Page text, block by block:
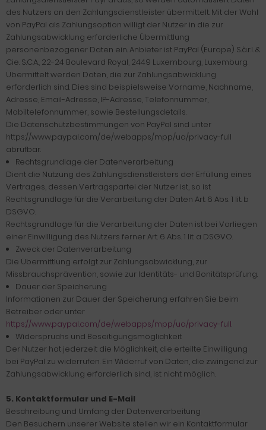
des Nutzers an den Zahlungsdienstleister übermittelt. Mit der Wahl
von PayPal als Zahlungsoption willigt der Nutzer in die zur
Zahlungsabwicklung erforderliche Übermittlung
personenbezogener Daten ein. Anbieter ist PayPal (Europe) S.à.r.l. &
Cie. S.C.A., 22-24 Boulevard Royal, 2449 Luxembourg, Luxemburg.
Übermittelt werden Daten, die zur Zahlungsabwicklung
erforderlich sind. Dies sind beispielsweise Vorname, Nachname,
Adresse, Email-Adresse, IP-Adresse, Telefonnummer,
Mobiltelefonnummer, sowie Bestellungsdetails.
Die Datenschutzbestimmungen von PayPal sind unter
https://www.paypal.com/de/webapps/mpp/ua/privacy-full
abrufbar.
Rechtsgrundlage der Datenverarbeitung
Dient die Nutzung des Zahlungsdienstleisters der Erfüllung eines
Vertrages, dessen Vertragspartei der Nutzer ist, so ist
Rechtsgrundlage für die Verarbeitung der Daten Art. 6 Abs. 1 lit. b
DSGVO.
Rechtsgrundlage für die Verarbeitung der Daten ist bei Vorliegen
einer Einwilligung des Nutzers ferner Art. 6 Abs. 1 lit. a DSGVO.
Zweck der Datenverarbeitung
Die Übermittlung erfolgt zur Zahlungsabwicklung, zur
Missbrauchsprävention, sowie zur Identitäts- und Bonitätsprüfung.
Dauer der Speicherung
Informationen zur Dauer der Speicherung erfahren Sie beim
Betreiber oder unter
https://www.paypal.com/de/webapps/mpp/ua/privacy-full.
Widerspruchs und Beseitigungsmöglichkeit
Der Nutzer hat jederzeit die Möglichkeit, die erteilte Einwilligung
bei PayPal zu widerrufen. Ein Widerruf von Daten, die zwingend zur
Zahlungsabwicklung erforderlich sind, ist nicht möglich.
5. Kontaktformular und E-Mail
Beschreibung und Umfang der Datenverarbeitung
Den Besuchern unserer Website stellen wir ein Kontaktformular